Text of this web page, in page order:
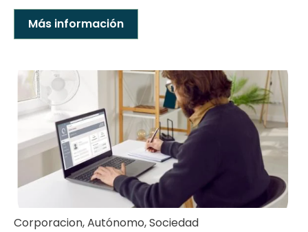
Más información
Corporacion,Autónomo,Sociedad